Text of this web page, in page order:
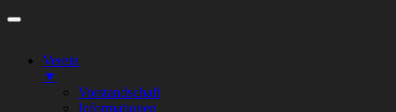
Zum
Verein
▼
Vorstandschaft
Informationen